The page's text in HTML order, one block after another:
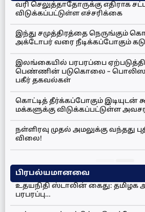
வரி செலுத்தாதோருக்கு எதிராக
விடுக்கப்பட்டுள்ள எச்சரிக்கை
இந்து சமுத்திரத்தை நெருங்கும்
அக்டோபர் வரை நீடிக்கப்போகும்
இலங்கையில் பரபரப்பை
பெண்ணின் படுகொலை –
பகீர் தகவல்கள்
கொட்டித் தீர்க்கப்போகும் இடியுடன்
மக்களுக்கு விடுக்கப்பட்டுள்ள
நள்ளிரவு முதல் அமலுக்கு வந்தது
விலை!
பிரபல்யமானவை
உதயநிதி ஸ்டாலின் கைது: தமிழக
பரபரப்பு…